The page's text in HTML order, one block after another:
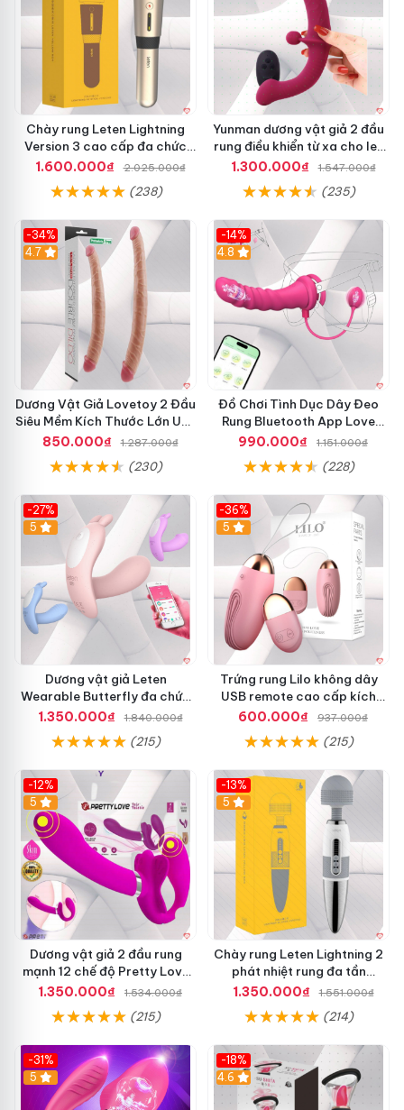
Chày rung Leten Lightning
Version 3 cao cấp đa chức
năng kích thích
1.600.000₫ 2.025.000₫
(238)
Yunman dương vật giả 2 đầu
rung điều khiển từ xa cho les
cao cấp
1.300.000₫ 1.547.000₫
(235)
-34%
4.7
Dương Vật Giả Lovetoy 2 Đầu
Siêu Mềm Kích Thước Lớn Uốn
Cong
850.000₫ 1.287.000₫
(230)
-14%
4.8
Đồ Chơi Tình Dục Dây Đeo
Rung Bluetooth App Love
Spouse Cho Les
990.000₫ 1.151.000₫
(228)
-27%
5
Dương vật giả Leten
Wearable Butterfly đa chức
năng rung mạnh điều khiển
1.350.000₫ 1.840.000₫
(215)
-36%
5
Trứng rung Lilo không dây
USB remote cao cấp kích
thích nữ
600.000₫ 937.000₫
(215)
-12%
5
Dương vật giả 2 đầu rung
mạnh 12 chế độ Pretty Love
Valerie mua ngay
1.350.000₫ 1.534.000₫
(215)
-13%
5
Chày rung Leten Lightning 2
phát nhiệt rung đa tần
massage toàn thân kích thích
1.350.000₫ 1.551.000₫
(214)
-31%
5
-18%
4.6